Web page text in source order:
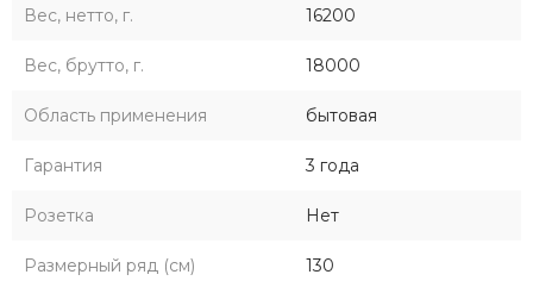
Вес, нетто, г. 16200
Вес, брутто, г. 18000
Область применения бытовая
Гарантия 3 года
Розетка Нет
Размерный ряд (см) 130